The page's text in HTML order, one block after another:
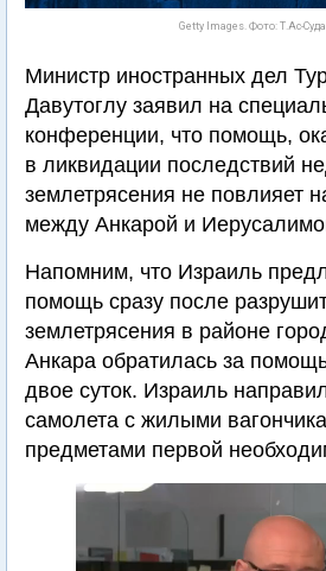
Getty Images. Фото: Т.Ас-
Министр иностранных дел
Давутоглу заявил на
конференции, что помощь,
в ликвидации последствий
землетрясения не повлияет
между Анкарой и
Напомним, что Израиль
помощь сразу после
землетрясения в районе
Анкара обратилась за
двое суток. Израиль
самолета с жилыми
предметами первой